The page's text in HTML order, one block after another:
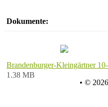
Dokumente:
Brandenburger-Kleingärtner
1.38 MB
• ©